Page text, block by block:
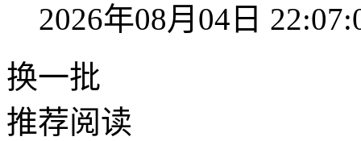
2026年08月04日
换一批
推荐阅读